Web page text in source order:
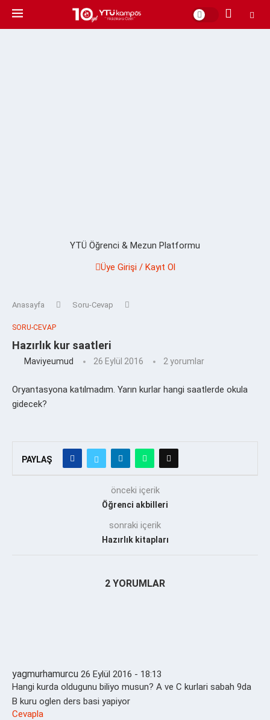
YTÜ Öğrenci & Mezun Platformu
Üye Girişi / Kayıt Ol
Anasayfa Soru-Cevap
SORU-CEVAP
Hazırlık kur saatleri
Maviyeumud 26 Eylül 2016 2 yorumlar
Oryantasyona katılmadım. Yarın kurlar hangi saatlerde okula
gidecek?
PAYLAŞ
önceki içerik
Öğrenci akbilleri
sonraki içerik
Hazırlık kitapları
2 YORUMLAR
yagmurhamurcu 26 Eylül 2016 - 18:13
Hangi kurda oldugunu biliyo musun? A ve C kurlari sabah 9da
B kuru oglen ders basi yapiyor
Cevapla